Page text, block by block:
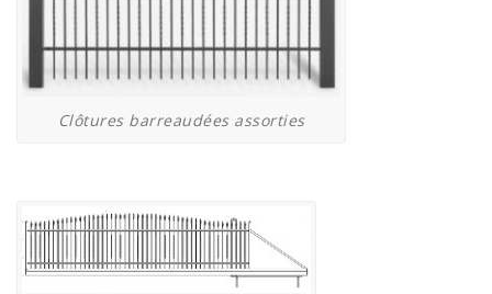
Clôtures barreaudées assorties